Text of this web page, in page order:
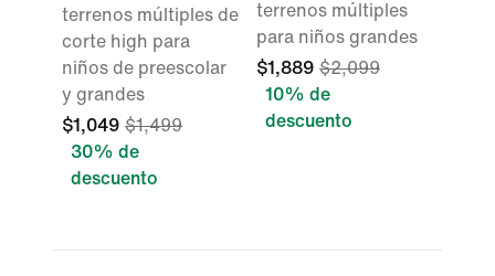
terrenos múltiples de
corte high para
niños de preescolar
y grandes
$1,049 $1,499
30% de
descuento
terrenos múltiples
para niños grandes
$1,889 $2,099
10% de
descuento